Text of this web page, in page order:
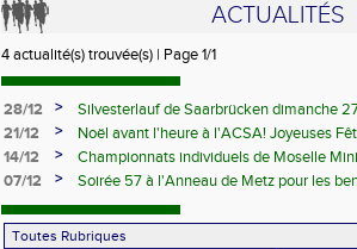
ACTUALITÉS
4 actualité(s) trouvée(s) | Page 1/1
28/12 >
Silvesterlauf de Saarbrücken dimanche
21/12
>
Noël avant l'heure à l'ACSA! Joyeuses
14/12
>
Championnats individuels de Moselle
et Juniors
07/12 > Soirée 57 à l'Anneau de Metz pour les